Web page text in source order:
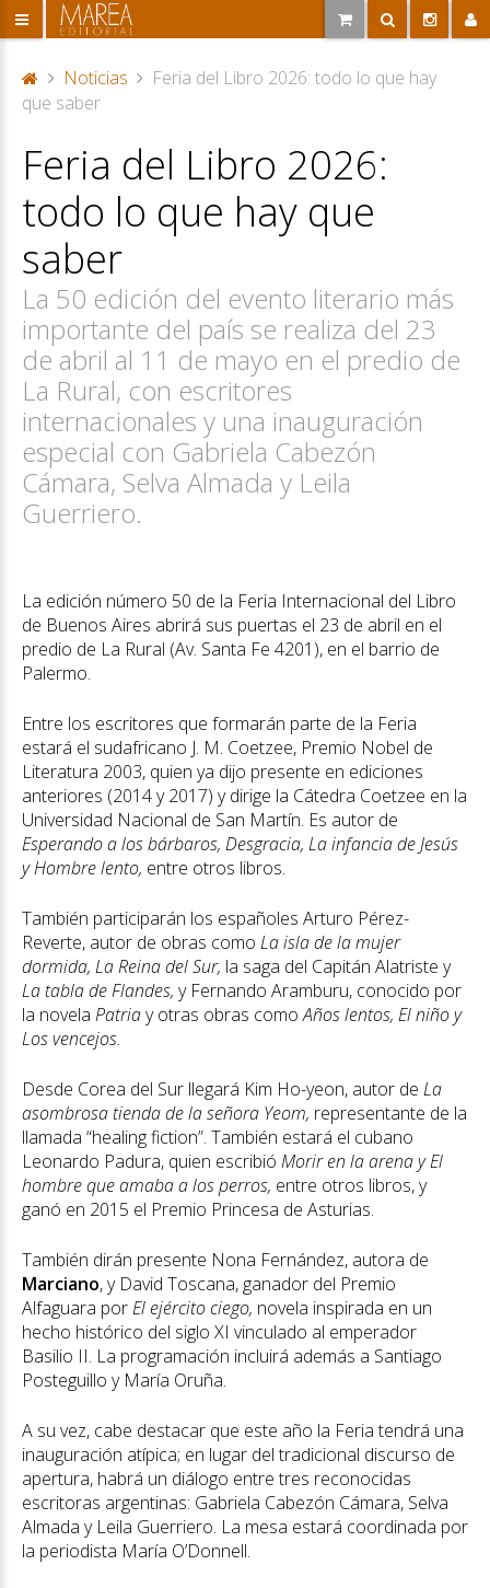
P
ta
d
a
Noticias
Feria del Libro 2026: todo lo que hay
que saber
Feria del Libro 2026:
todo lo que hay que
saber
La 50 edición del evento literario más
importante del país se realiza del 23
de abril al 11 de mayo en el predio de
La Rural, con escritores
internacionales y una inauguración
especial con Gabriela Cabezón
Cámara, Selva Almada y Leila
Guerriero.
La edición número 50 de la Feria Internacional del Libro
de Buenos Aires abrirá sus puertas el 23 de abril en el
predio de La Rural (Av. Santa Fe 4201), en el barrio de
Palermo.
Entre los escritores que formarán parte de la Feria
estará el sudafricano J. M. Coetzee, Premio Nobel de
Literatura 2003, quien ya dijo presente en ediciones
anteriores (2014 y 2017) y dirige la Cátedra Coetzee en la
Universidad Nacional de San Martín. Es autor de
Esperando a los bárbaros, Desgracia, La infancia de Jesús
y Hombre lento, entre otros libros.
También participarán los españoles Arturo Pérez-
Reverte, autor de obras como La isla de la mujer
dormida, La Reina del Sur, la saga del Capitán Alatriste y
La tabla de Flandes, y Fernando Aramburu, conocido por
la novela Patriay otras obras comoAños lentos, El niño y
Los vencejos.
Desde Corea del Sur llegará Kim Ho-yeon, autor de La
asombrosa tienda de la señora Yeom, representante de la
llamada “healing fiction”. También estará el cubano
Leonardo Padura, quien escribió Morir en la arena y El
hombre que amaba a los perros, entre otros libros, y
ganó en 2015 el Premio Princesa de Asturias.
También dirán presente Nona Fernández, autora de
Marciano, y David Toscana, ganador del Premio
Alfaguara porEl ejército ciego, novela inspirada en un
hecho histórico del siglo XI vinculado al emperador
Basilio II. La programación incluirá además a Santiago
Posteguillo y María Oruña.
A su vez, cabe destacar que este año la Feria tendrá una
inauguración atípica; en lugar del tradicional discurso de
apertura, habrá un diálogo entre tres reconocidas
escritoras argentinas: Gabriela Cabezón Cámara, Selva
Almada y Leila Guerriero. La mesa estará coordinada por
la periodista María O’Donnell.